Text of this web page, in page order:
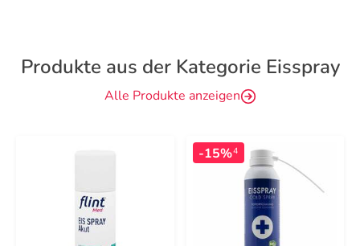
Produkte aus der Kategorie Eisspray
Alle Produkte anzeigen
-15%4